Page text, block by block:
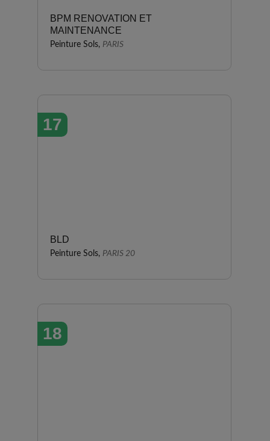
BPM RENOVATION ET
MAINTENANCE
Peinture Sols, PARIS
17
BLD
Peinture Sols, PARIS 20
18